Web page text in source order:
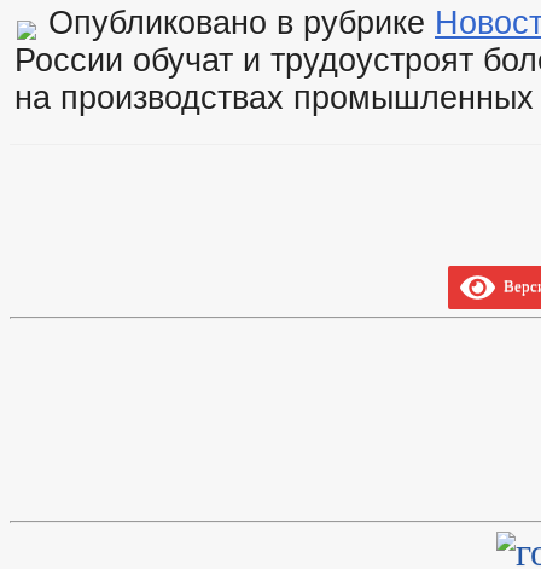
Опубликовано в рубрике
России обучат и трудоустроят
на производствах промышленных